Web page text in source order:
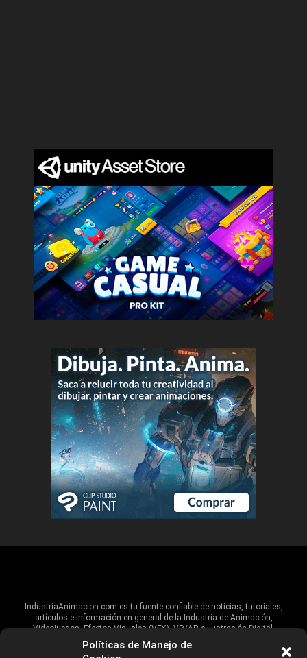
Políticas de Manejo de
IndustriaAnimacion.com es tu fuente confiable de noticias, tutoriales,
artículos e información en general de la Industria de Animación,
Videojuegos, Efectos Visuales (VFX), VR/AR e Ilustración Digital.
Hablamos de estas industrias y su alcance global, pero damos un énfasis